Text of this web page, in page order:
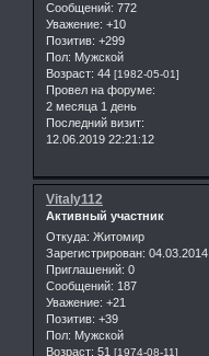
Сообщений: 772
Уважение: +10
Позитив: +299
Пол: Мужской
Возраст: 44 [1982-05-01]
Провел на форуме:
2 месяца 1 день
Последний визит:
12.06.2019 22:21:12
Vitaly112
Активный участник
Откуда: Житомир
Зарегистрирован: 04.03.2014
Приглашений: 0
Сообщений: 187
Уважение: +21
Позитив: +39
Пол: Мужской
Возраст: 51 [1974-08-11]